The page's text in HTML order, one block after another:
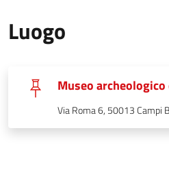
Luogo
Museo
Via Roma 6, 50013 Campi